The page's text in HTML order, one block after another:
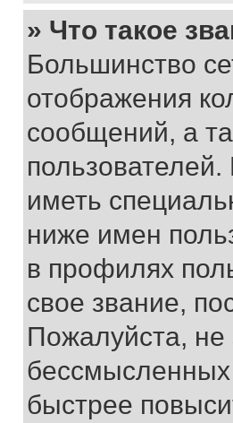
» Что такое
Большинство
отображения
сообщений, а
иметь
ниже имен
в профилях
свое звание,
Пожалуйста, не
быстрее